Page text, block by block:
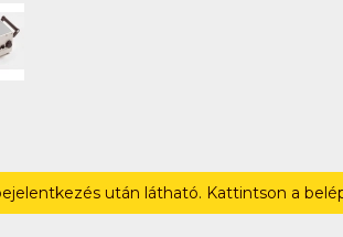
után látható. Kattintson a